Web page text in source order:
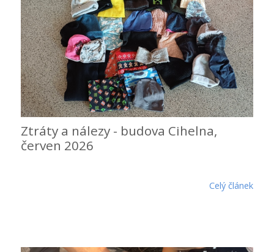
Ztráty a nálezy - budova Cihelna,
červen 2026
Celý článek